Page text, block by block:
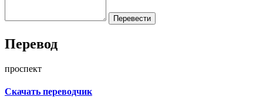
Перевод
проспект
Скачать переводчик